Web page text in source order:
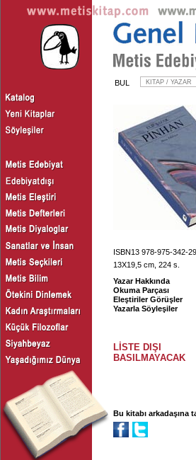
BUL
ISBN13 978-975-342-
13X19,5 cm, 224 s.
Yazar Hakkında
Okuma Parçası
Eleştiriler Görüşler
Yazarla Söyleşiler
LİSTE DIŞI
BASILMAYACAK
Bu kitabı arkadaşına